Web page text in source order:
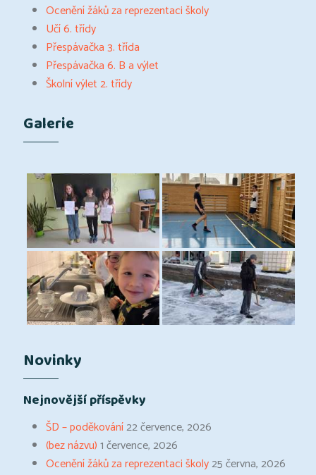
Ocenění žáků za reprezentaci školy
Učí 6. třídy
Přespávačka 3. třída
Přespávačka 6. B a výlet
Školní výlet 2. třídy
Galerie
Novinky
Nejnovější příspěvky
ŠD – poděkování22 července, 2026
(bez názvu)1 července, 2026
Ocenění žáků za reprezentaci školy25 června, 2026